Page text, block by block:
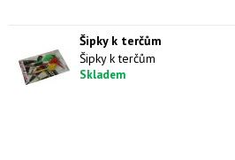
Šipky k terčům
Šipky k terčům
Skladem